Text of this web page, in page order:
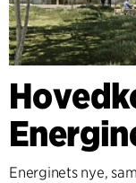
Energinets nye,